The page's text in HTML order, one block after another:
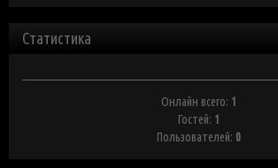
Статистика
Онлайн всего: 1
Гостей: 1
Пользователей: 0